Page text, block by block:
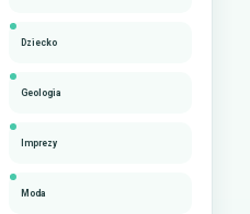
Dziecko
Geologia
Imprezy
Moda